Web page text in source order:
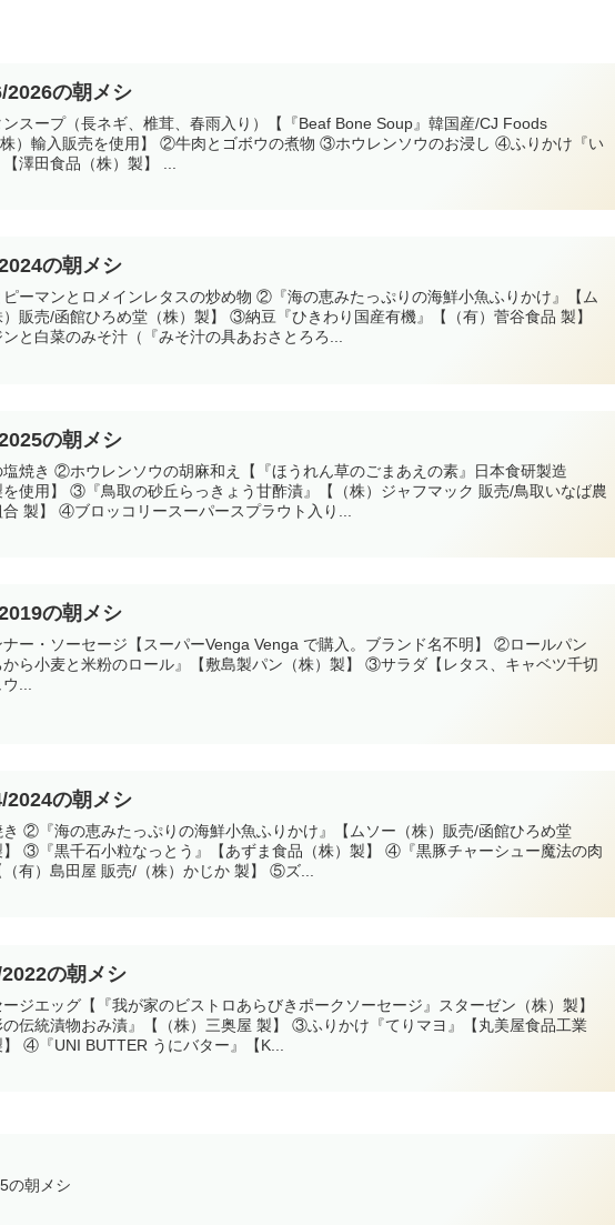
2026の朝メシ
スープ（長ネギ、椎茸、春雨入り）【『Beaf Bone Soup』韓国産/CJ Foods
）輸入販売を使用】 ②牛肉とゴボウの煮物 ③ホウレンソウのお浸し ④ふりかけ『い
澤田食品（株）製】 ...
の朝メシ
ーマンとロメインレタスの炒め物 ②『海の恵みたっぷりの海鮮小魚ふりかけ』【ム
）販売/函館ひろめ堂（株）製】 ③納豆『ひきわり国産有機』【（有）菅谷食品 製】
と白菜のみそ汁（『みそ汁の具あおさとろろ...
の朝メシ
焼き ②ホウレンソウの胡麻和え【『ほうれん草のごまあえの素』日本食研製造
を使用】 ③『鳥取の砂丘らっきょう甘酢漬』【（株）ジャフマック 販売/鳥取いなば農
製】 ④ブロッコリースーパースプラウト入り...
の朝メシ
ー・ソーセージ【スーパーVenga Venga で購入。ブランド名不明】 ②ロールパン
から小麦と米粉のロール』【敷島製パン（株）製】 ③サラダ【レタス、キャベツ千切
ウ...
2024の朝メシ
②『海の恵みたっぷりの海鮮小魚ふりかけ』【ムソー（株）販売/函館ひろめ堂
】 ③『黒千石小粒なっとう』【あずま食品（株）製】 ④『黒豚チャーシュー魔法の肉
有）島田屋 販売/（株）かじか 製】 ⑤ズ...
の朝メシ
ジエッグ【『我が家のビストロあらびきポークソーセージ』スターゼン（株）製】
伝統漬物おみ漬』【（株）三奥屋 製】 ③ふりかけ『てりマヨ』【丸美屋食品工業
】 ④『UNI BUTTER うにバター』【K...
の朝メシ